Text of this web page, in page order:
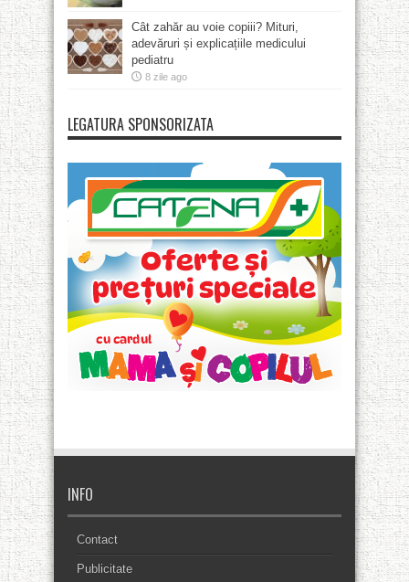
Cât zahăr au voie copiii? Mituri,
adevăruri și explicațiile medicului
pediatru
8 zile ago
LEGATURA SPONSORIZATA
INFO
Contact
Publicitate